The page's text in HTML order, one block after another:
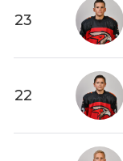
23
22